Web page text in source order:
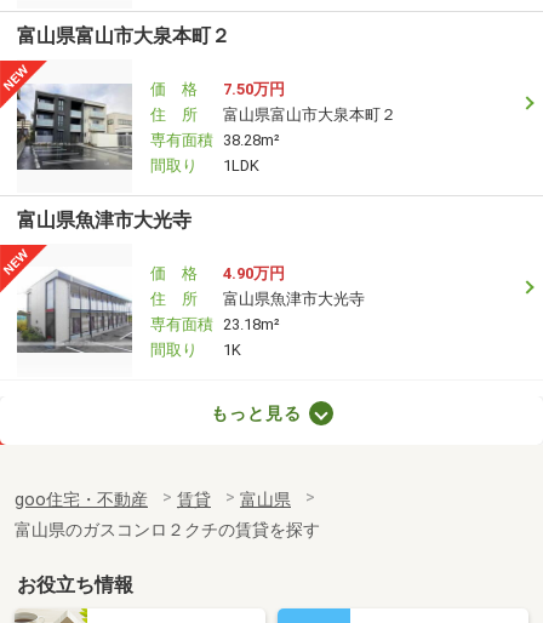
富山県富山市大泉本町２
価 格
7.50万円
住 所
富山県富山市大泉本町２
専有面積 38.28m²
間取り
1LDK
富山県魚津市大光寺
価 格
4.90万円
住 所
富山県魚津市大光寺
専有面積 23.18m²
間取り
1K
専有面積
23.18m²
間取り
1K
富山県滑川市柳原
もっと見る
goo住宅・不動産 賃貸
富山県
富山県のガスコンロ２クチの賃貸を探す
お役立ち情報